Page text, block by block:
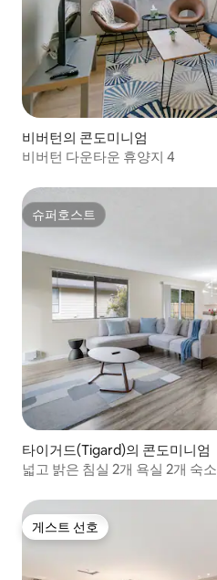
비버턴의 콘도미니엄
비버턴 다운타운 휴양지 4
슈퍼호스트
슈퍼호스트
타이거드(Tigard)의 콘도미니엄
넓고 밝은 침실 2개 욕실 2개 숙소
게스트 선호
게스트 선호